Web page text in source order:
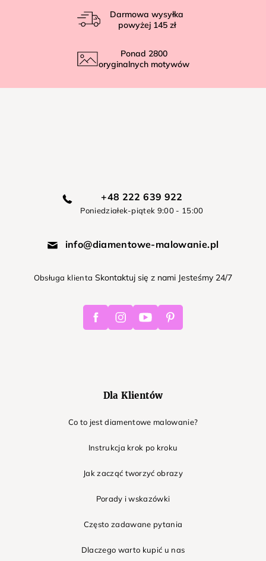
Darmowa wysyłka
powyżej 145 zł
Ponad 2800
oryginalnych motywów
+48 222 639 922
Poniedziałek-piątek 9:00 - 15:00
info@diamentowe-malowanie.pl
Obsługa klienta Skontaktuj się z nami Jesteśmy 24/7
FacebookInstagramYoutube Pinterest
Dla Klientów
Co to jest diamentowe malowanie?
Instrukcja krok po kroku
Jak zacząć tworzyć obrazy
Porady i wskazówki
Często zadawane pytania
Dlaczego warto kupić u nas